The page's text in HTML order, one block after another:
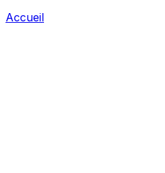
Accueil